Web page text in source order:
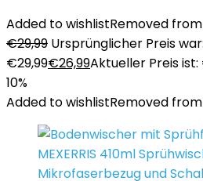
Added to wishlistRemoved
€29,99 Ursprünglicher Preis war:
€29,99€26,99Aktueller Preis ist:
10%
Added to wishlistRemoved